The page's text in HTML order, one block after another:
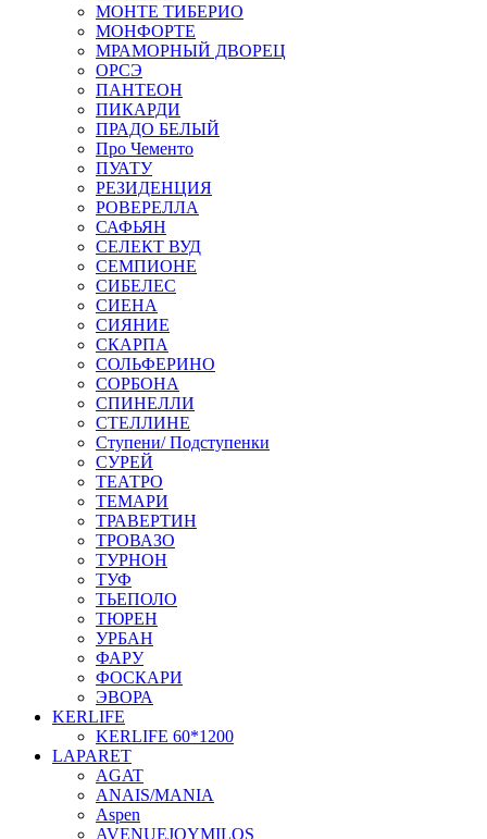
МОНТЕ ТИБЕРИО
МОНФОРТЕ
МРАМОРНЫЙ ДВОРЕЦ
ОРСЭ
ПАНТЕОН
ПИКАРДИ
ПРАДО БЕЛЫЙ
Про Чементо
ПУАТУ
РЕЗИДЕНЦИЯ
РОВЕРЕЛЛА
САФЬЯН
СЕЛЕКТ ВУД
СЕМПИОНЕ
СИБЕЛЕС
СИЕНА
СИЯНИЕ
СКАРПА
СОЛЬФЕРИНО
СОРБОНА
СПИНЕЛЛИ
СТЕЛЛИНЕ
Ступени/ Подступенки
СУРЕЙ
ТЕАТРО
ТЕМАРИ
ТРАВЕРТИН
ТРОВАЗО
ТУРНОН
ТУФ
ТЬЕПОЛО
ТЮРЕН
УРБАН
ФАРУ
ФОСКАРИ
ЭВОРА
KERLIFE
KERLIFE 60*1200
LAPARET
AGAT
ANAIS/MANIA
Aspen
AVENUEJOYMILOS